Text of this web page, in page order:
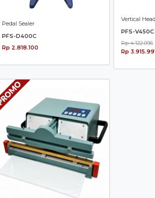
Pedal Sealer
PFS-D400C
Rp 2.818.100
Vertical
PFS-V450C
Rp 4.122.096
Rp